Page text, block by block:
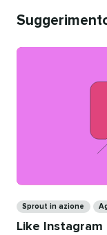
Sprout in azione​​
Like